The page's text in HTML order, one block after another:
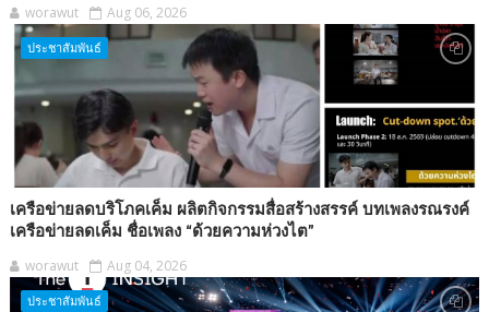
worawut Aug 06, 2026
ประชาสัมพันธ์
เครือข่ายลดบริโภคเค็ม ผลิตกิจกรรมสื่อสร้างสรรค์ บทเพลงรณรงค์
เครือข่ายลดเค็ม ชื่อเพลง “ด้วยความห่วงไต”
worawut Aug 04, 2026
ประชาสัมพันธ์